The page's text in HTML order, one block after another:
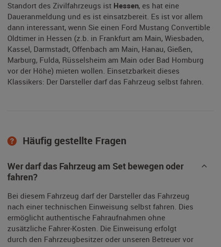
Standort des Zivilfahrzeugs ist Hessen, es hat eine
Daueranmeldung und es ist einsatzbereit. Es ist vor allem
dann interessant, wenn Sie einen Ford Mustang Convertible
Oldtimer in Hessen (z.b. in Frankfurt am Main, Wiesbaden,
Kassel, Darmstadt, Offenbach am Main, Hanau, Gießen,
Marburg, Fulda, Rüsselsheim am Main oder Bad Homburg
vor der Höhe) mieten wollen. Einsetzbarkeit dieses
Klassikers: Der Darsteller darf das Fahrzeug selbst fahren.
Häufig gestellte Fragen
Wer darf das Fahrzeug am Set bewegen oder
fahren?
Bei diesem Fahrzeug darf der Darsteller das Fahrzeug
nach einer technischen Einweisung selbst fahren. Dies
ermöglicht authentische Fahraufnahmen ohne
zusätzliche Fahrer-Kosten. Die Einweisung erfolgt
durch den Fahrzeugbesitzer oder unseren Betreuer vor